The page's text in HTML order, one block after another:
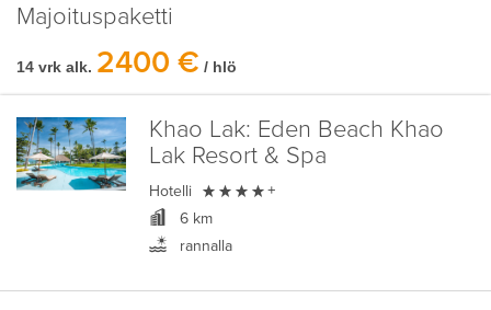
Majoituspaketti
14 vrk alk. 2400 € / hlö
Khao Lak: Eden Beach Khao
Lak Resort & Spa
Hotelli  +
6 km
rannalla